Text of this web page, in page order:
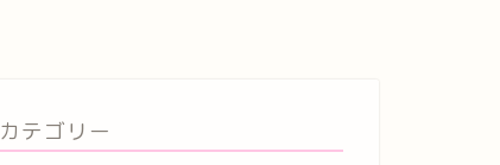
カテゴリー